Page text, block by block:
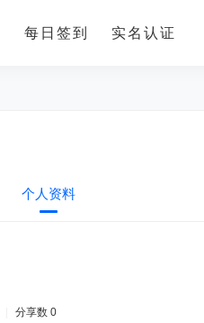
每日签到 实名认证
个人资料
分享数 0